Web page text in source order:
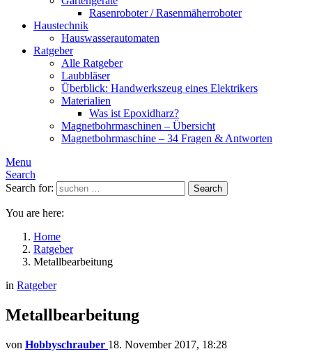
Rasenroboter / Rasenmäherroboter
Haustechnik
Hauswasserautomaten
Ratgeber
Alle Ratgeber
Laubbläser
Überblick: Handwerkszeug eines Elektrikers
Materialien
Was ist Epoxidharz?
Magnetbohrmaschinen – Übersicht
Magnetbohrmaschine – 34 Fragen & Antworten
Menu
Search
Search for:
Search
You are here:
Home
Ratgeber
Metallbearbeitung
in Ratgeber
Metallbearbeitung
von Hobbyschrauber 18. November 2017, 18:28